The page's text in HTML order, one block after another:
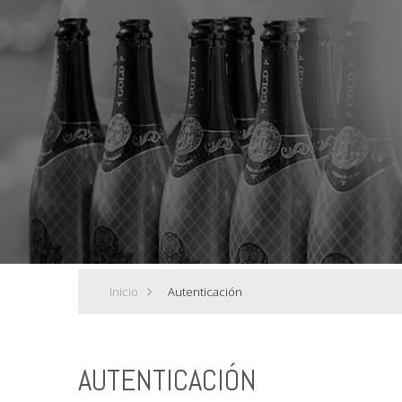
Inicio > Autenticación
AUTENTICACIÓN